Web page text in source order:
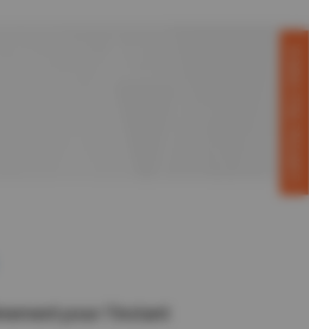
pour l'instant